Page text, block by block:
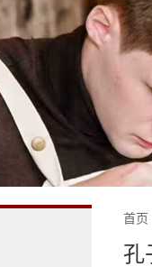
首页
孔